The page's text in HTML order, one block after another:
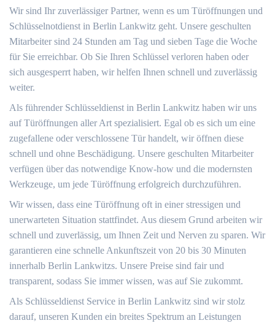
Wir sind Ihr zuverlässiger Partner, wenn es um Türöffnungen und
Schlüsselnotdienst in Berlin Lankwitz geht. Unsere geschulten
Mitarbeiter sind 24 Stunden am Tag und sieben Tage die Woche
für Sie erreichbar. Ob Sie Ihren Schlüssel verloren haben oder
sich ausgesperrt haben, wir helfen Ihnen schnell und zuverlässig
weiter.
Als führender Schlüsseldienst in Berlin Lankwitz haben wir uns
auf Türöffnungen aller Art spezialisiert. Egal ob es sich um eine
zugefallene oder verschlossene Tür handelt, wir öffnen diese
schnell und ohne Beschädigung. Unsere geschulten Mitarbeiter
verfügen über das notwendige Know-how und die modernsten
Werkzeuge, um jede Türöffnung erfolgreich durchzuführen.
Wir wissen, dass eine Türöffnung oft in einer stressigen und
unerwarteten Situation stattfindet. Aus diesem Grund arbeiten wir
schnell und zuverlässig, um Ihnen Zeit und Nerven zu sparen. Wir
garantieren eine schnelle Ankunftszeit von 20 bis 30 Minuten
innerhalb Berlin Lankwitzs. Unsere Preise sind fair und
transparent, sodass Sie immer wissen, was auf Sie zukommt.
Als Schlüsseldienst Service in Berlin Lankwitz sind wir stolz
darauf, unseren Kunden ein breites Spektrum an Leistungen